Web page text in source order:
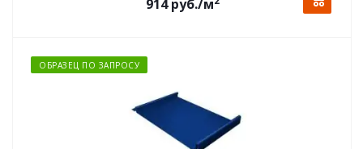
914руб./м
ОБРАЗЕЦ ПО ЗАПРОСУ